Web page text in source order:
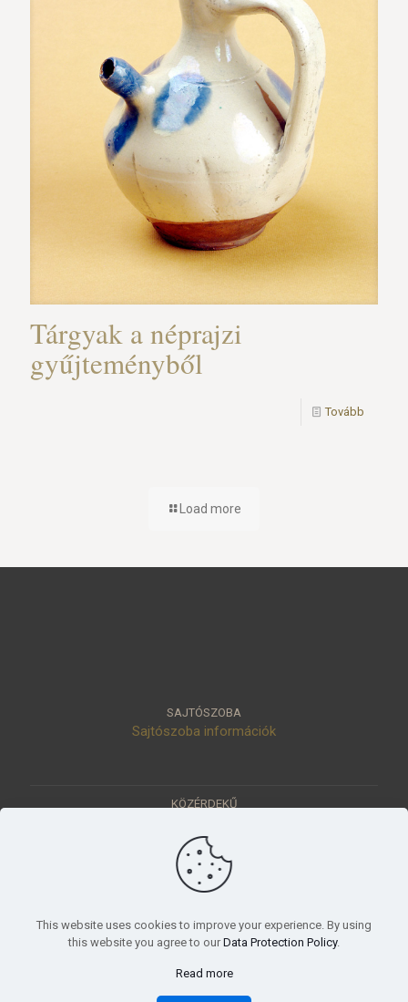
Tárgyak a néprajzi
gyűjteményből
Tovább
Load more
SAJTÓSZOBA
Sajtószoba információk
KÖZÉRDEKŰ
Értéktár
Pályázatok
Tudományos beszámoló, küldetésnyilatkozat
© 2023 Móra Ferenc Múzeum, Szeged
This website uses cookies to improve your experience. By using
this website you agree to our Data Protection Policy.
Read more